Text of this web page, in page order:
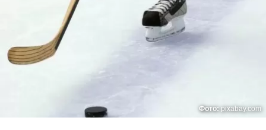
Фото:pixabay.com